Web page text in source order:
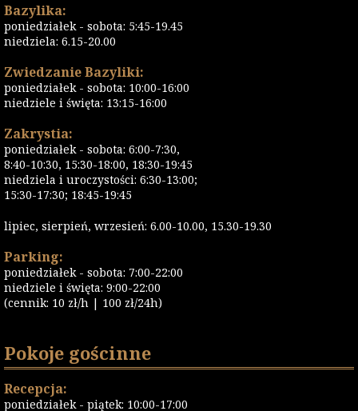
Bazylika:
poniedziałek - sobota: 5:45-19.45
niedziela: 6.15-20.00
Zwiedzanie Bazyliki:
poniedziałek - sobota: 10:00-16:00
niedziele i święta: 13:15-16:00
Zakrystia:
poniedziałek - sobota: 6:00-7:30,
8:40-10:30, 15:30-18:00, 18:30-19:45
niedziela i uroczystości: 6:30-13:00;
15:30-17:30; 18:45-19:45
lipiec, sierpień, wrzesień: 6.00-10.00, 15.30-19.30
Parking:
poniedziałek - sobota: 7:00-22:00
niedziele i święta: 9:00-22:00
(cennik: 10 zł/h | 100 zł/24h)
Pokoje gościnne
Recepcja:
poniedziałek - piątek: 10:00-17:00